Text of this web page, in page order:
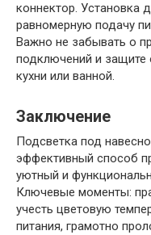
коннектор. Установка
равномерную подачу
Важно не забывать о
подключений и защите
кухни или ванной.
Заключение
Подсветка под
эффективный способ
уютный и
Ключевые моменты:
учесть цветовую
питания, грамотно